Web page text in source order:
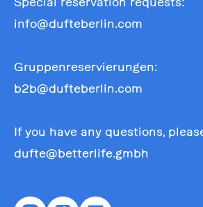
info@dufteberlin.com
Gruppenreservierungen:
b2b@dufteberlin.com
If you have any questions,
dufte@betterlife.gmbh